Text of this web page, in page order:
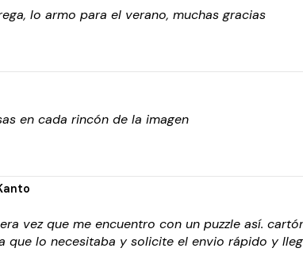
lo armo para el verano, muchas gracias
en cada rincón de la imagen
vez que me encuentro con un puzzle así.
lo necesitaba y solicite el envio rápido y